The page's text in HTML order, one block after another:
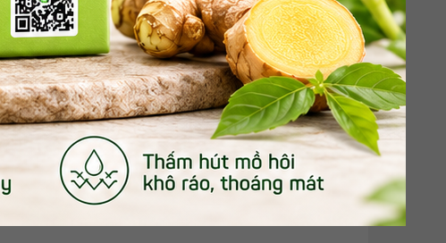
mọi đối tượng
hồi sức khỏe sau ốm, hoặc những ai mong muốn
sự kết hợp hoàn hảo giữa các thành phần tự